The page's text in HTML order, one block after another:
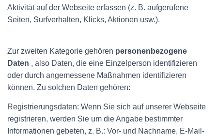
Aktivität auf der Webseite erfassen (z. B. aufgerufene
Seiten, Surfverhalten, Klicks, Aktionen usw.).
Zur zweiten Kategorie gehören personenbezogene
Daten , also Daten, die eine Einzelperson identifizieren
oder durch angemessene Maßnahmen identifizieren
können. Zu solchen Daten gehören:
Registrierungsdaten: Wenn Sie sich auf unserer Webseite
registrieren, werden Sie um die Angabe bestimmter
Informationen gebeten, z. B.: Vor- und Nachname, E-Mail-